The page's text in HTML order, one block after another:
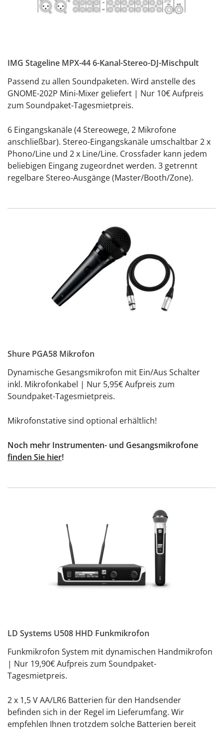
IMG Stageline MPX-44 6-Kanal-Stereo-DJ-Mischpult
Passend zu allen Soundpaketen. Wird anstelle des
GNOME-202P Mini-Mixer geliefert | Nur 10€ Aufpreis
zum Soundpaket-Tagesmietpreis.
6 Eingangskanäle (4 Stereowege, 2 Mikrofone
anschließbar). Stereo-Eingangskanäle umschaltbar 2 x
Phono/Line und 2 x Line/Line. Crossfader kann jedem
beliebigen Eingang zugeordnet werden. 3 getrennt
regelbare Stereo-Ausgänge (Master/Booth/Zone).
Shure PGA58 Mikrofon
Dynamische Gesangsmikrofon mit Ein/Aus Schalter
inkl. Mikrofonkabel | Nur 5,95€ Aufpreis zum
Soundpaket-Tagesmietpreis.
Mikrofonstative sind optional erhältlich!
Noch mehr Instrumenten- und Gesangsmikrofone
finden Sie hier!
LD Systems U508 HHD Funkmikrofon
Funkmikrofon System mit dynamischen Handmikrofon
| Nur 19,90€ Aufpreis zum Soundpaket-
Tagesmietpreis.
2 x 1,5 V AA/LR6 Batterien für den Handsender
befinden sich in der Regel im Lieferumfang. Wir
empfehlen Ihnen trotzdem solche Batterien bereit